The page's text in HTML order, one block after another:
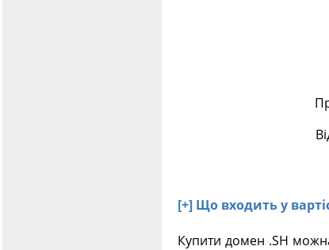
[+] Що входить у
Купити домен .SH